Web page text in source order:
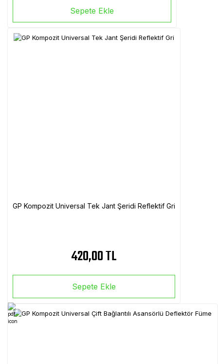
Sepete Ekle
GP Kompozit Universal Tek Jant Şeridi Reflektif Gri
420,00 TL
Sepete Ekle